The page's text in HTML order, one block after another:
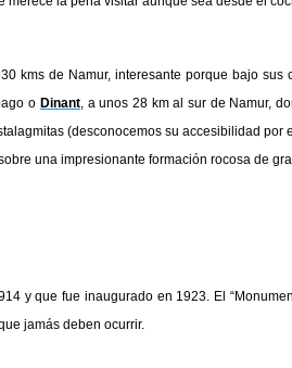
kms de Namur, interesante porque bajo sus
o Dinant, a unos 28 km al sur de Namur,
(desconocemos su accesibilidad por
una impresionante formación rocosa de
y que fue inaugurado en 1923. El
jamás deben ocurrir.